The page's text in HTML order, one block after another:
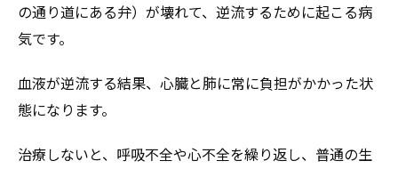
の通り道にある弁）が壊れて、逆流するために起こる病
気です。
血液が逆流する結果、心臓と肺に常に負担がかかった状
態になります。
治療しないと、呼吸不全や心不全を繰り返し、普通の生